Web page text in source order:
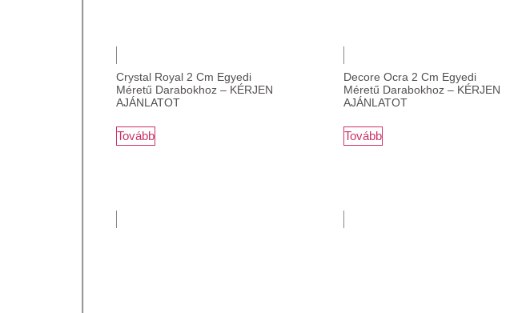
Crystal Royal 2 Cm Egyedi
Méretű Darabokhoz – KÉRJEN
AJÁNLATOT
Tovább
Decore Ocra 2 Cm Egyedi
Méretű Darabokhoz – KÉRJEN
AJÁNLATOT
Tovább